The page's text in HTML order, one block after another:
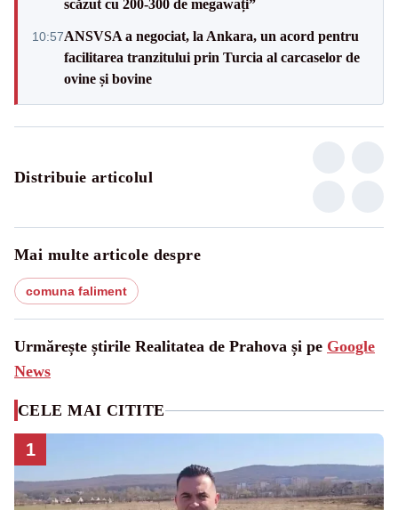
scăzut cu 200-300 de megawați”
10:57ANSVSA a negociat, la Ankara, un acord pentru
facilitarea tranzitului prin Turcia al carcaselor de
ovine și bovine
Distribuie articolul
Mai multe articole despre
comuna faliment
Urmărește știrile Realitatea de Prahova și pe Google
News
CELE MAI CITITE
1